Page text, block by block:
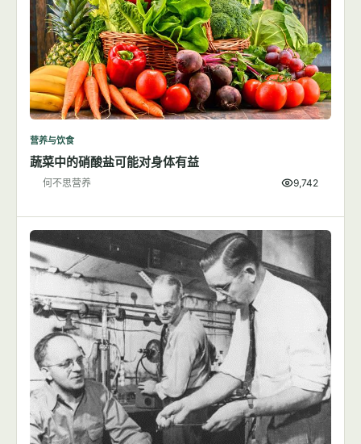
营养与饮食
蔬菜中的硝酸盐可能对身体有益
何不思营养 9,742